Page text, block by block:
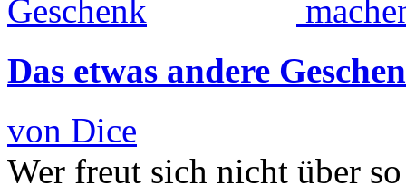
Das etwas andere
von Dice
Wer freut sich nicht über